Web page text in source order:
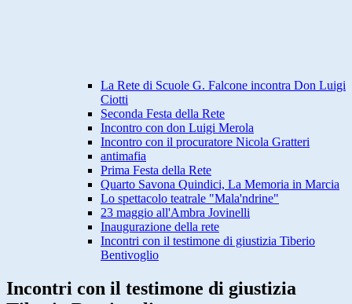
La Rete di Scuole G. Falcone incontra Don Luigi
Ciotti
Seconda Festa della Rete
Incontro con don Luigi Merola
Incontro con il procuratore Nicola Gratteri
antimafia
Prima Festa della Rete
Quarto Savona Quindici, La Memoria in Marcia
Lo spettacolo teatrale "Mala'ndrine"
23 maggio all'Ambra Jovinelli
Inaugurazione della rete
Incontri con il testimone di giustizia Tiberio
Bentivoglio
Incontri con il testimone di giustizia